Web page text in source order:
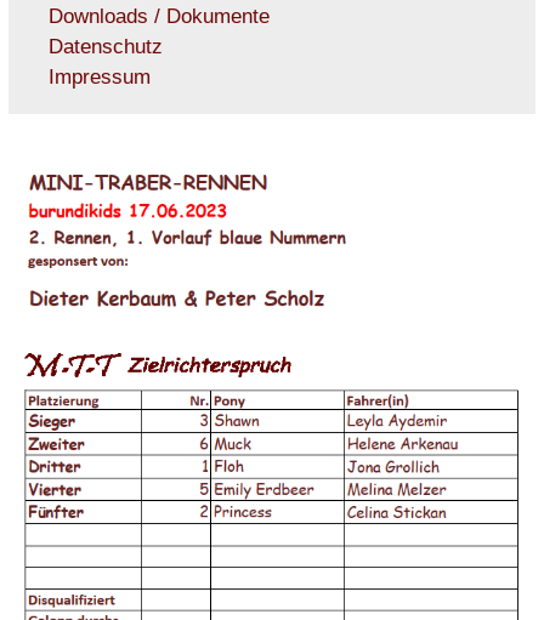
Downloads / Dokumente
Datenschutz
Impressum